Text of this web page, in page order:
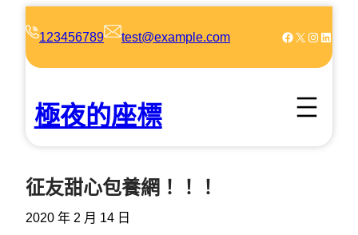
123456789 test@example.com Facebook X Instagram LinkedIn
極夜的座標
征友甜心包養網！！！
2020 年 2 月 14 日